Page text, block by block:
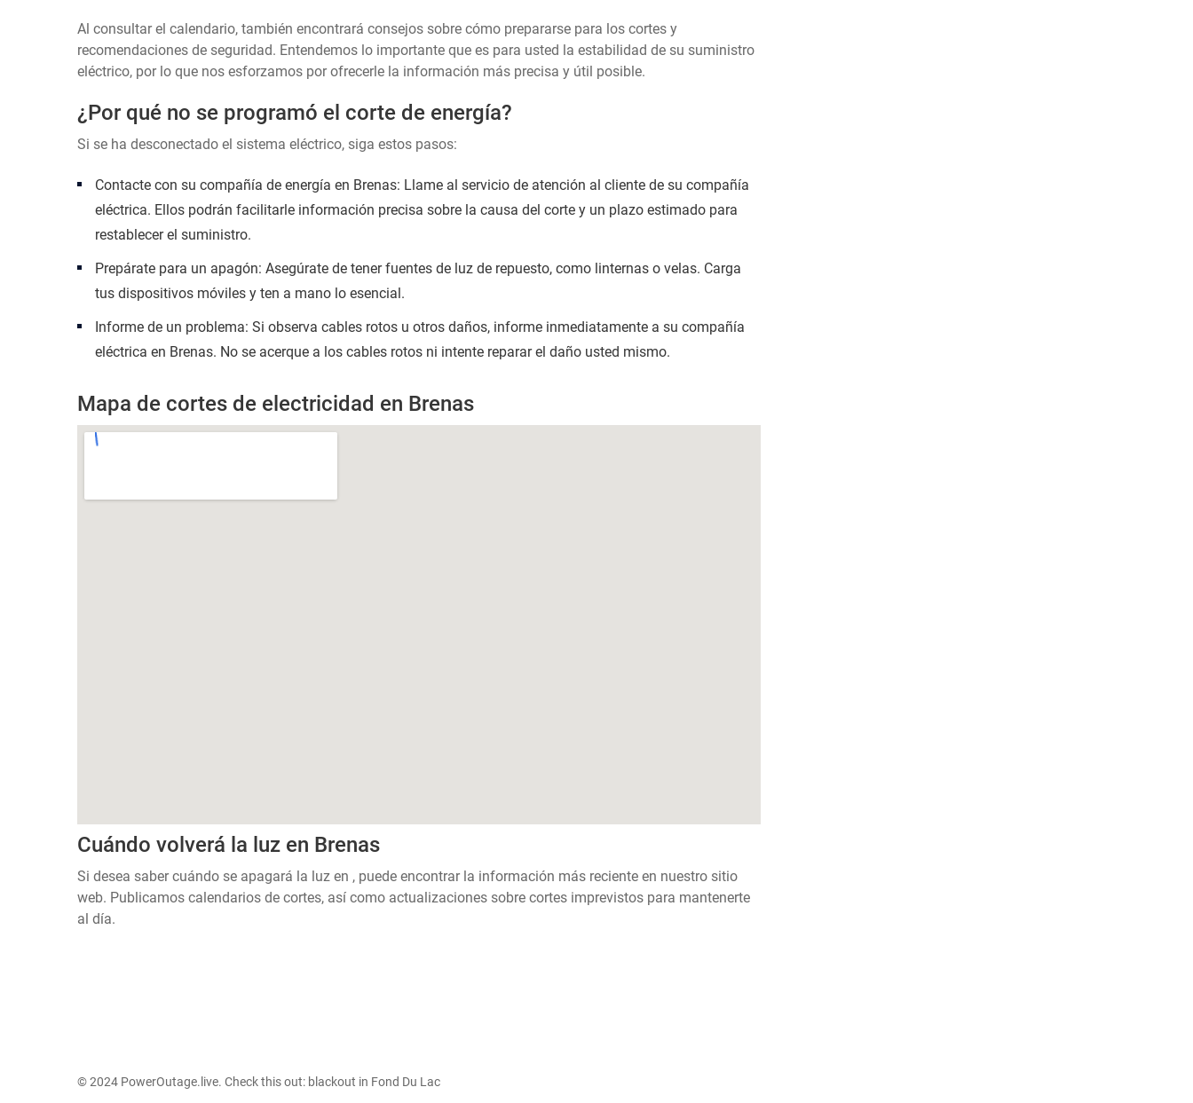
Al consultar el calendario, también encontrará consejos sobre cómo prepararse para los cortes y
recomendaciones de seguridad. Entendemos lo importante que es para usted la estabilidad de su suministro
eléctrico, por lo que nos esforzamos por ofrecerle la información más precisa y útil posible.
¿Por qué no se programó el corte de energía?
Si se ha desconectado el sistema eléctrico, siga estos pasos:
Contacte con su compañía de energía en Brenas: Llame al servicio de atención al cliente de su compañía
eléctrica. Ellos podrán facilitarle información precisa sobre la causa del corte y un plazo estimado para
restablecer el suministro.
Prepárate para un apagón: Asegúrate de tener fuentes de luz de repuesto, como linternas o velas. Carga
tus dispositivos móviles y ten a mano lo esencial.
Informe de un problema: Si observa cables rotos u otros daños, informe inmediatamente a su compañía
eléctrica en Brenas. No se acerque a los cables rotos ni intente reparar el daño usted mismo.
Mapa de cortes de electricidad en Brenas
Cuándo volverá la luz en Brenas
Si desea saber cuándo se apagará la luz en , puede encontrar la información más reciente en nuestro sitio
web. Publicamos calendarios de cortes, así como actualizaciones sobre cortes imprevistos para mantenerte
al día.
© 2024 PowerOutage.live. Check this out: blackout in Fond Du Lac